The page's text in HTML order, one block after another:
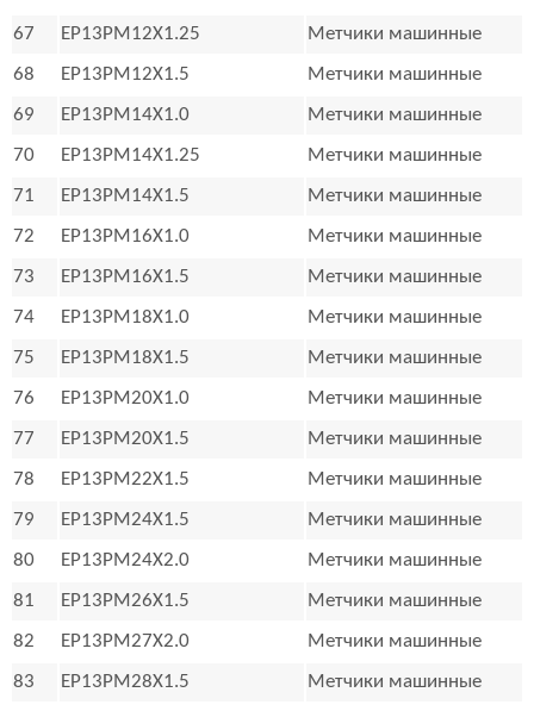
67
EP13PM12X1.25
Метчики машинные
68
EP13PM12X1.5
Метчики машинные
69
EP13PM14X1.0
Метчики машинные
70
EP13PM14X1.25
Метчики машинные
71
EP13PM14X1.5
Метчики машинные
72
EP13PM16X1.0
Метчики машинные
73
EP13PM16X1.5
Метчики машинные
74
EP13PM18X1.0
Метчики машинные
75
EP13PM18X1.5
Метчики машинные
76
EP13PM20X1.0
Метчики машинные
77
EP13PM20X1.5
Метчики машинные
78
EP13PM22X1.5
Метчики машинные
79
EP13PM24X1.5
Метчики машинные
80
EP13PM24X2.0
Метчики машинные
81
EP13PM26X1.5
Метчики машинные
82
EP13PM27X2.0
Метчики машинные
83
EP13PM28X1.5
Метчики машинные